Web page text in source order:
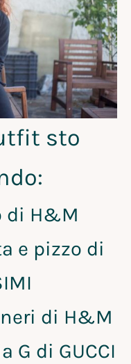
sto
di H&M
e pizzo di
di H&M
G di GUCCI